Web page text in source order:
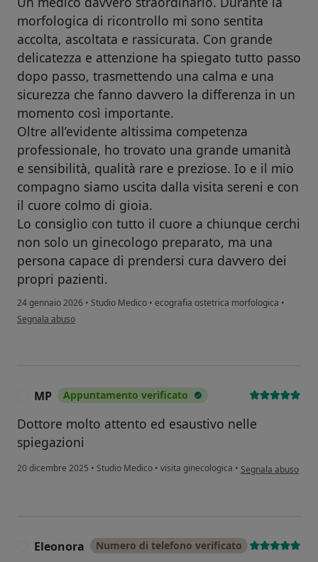
morfologica di ricontrollo mi sono sentita
accolta, ascoltata e rassicurata. Con grande
delicatezza e attenzione ha spiegato tutto passo
dopo passo, trasmettendo una calma e una
sicurezza che fanno davvero la differenza in un
momento così importante.
Oltre all’evidente altissima competenza
professionale, ho trovato una grande umanità
e sensibilità, qualità rare e preziose. Io e il mio
compagno siamo uscita dalla visita sereni e con
il cuore colmo di gioia.
Lo consiglio con tutto il cuore a chiunque cerchi
non solo un ginecologo preparato, ma una
persona capace di prendersi cura davvero dei
propri pazienti.
24 gennaio 2026 • Studio Medico • ecografia ostetrica morfologica •
secondo l'opinione dell'utente Roberta V.
Segnala abuso
MP Appuntamento verificato
Dottore molto attento ed esaustivo nelle
spiegazioni
20 dicembre 2025 • Studio Medico • visita ginecologica • secondo l'opinione
Segnala abuso
Eleonora Numero di telefono verificato